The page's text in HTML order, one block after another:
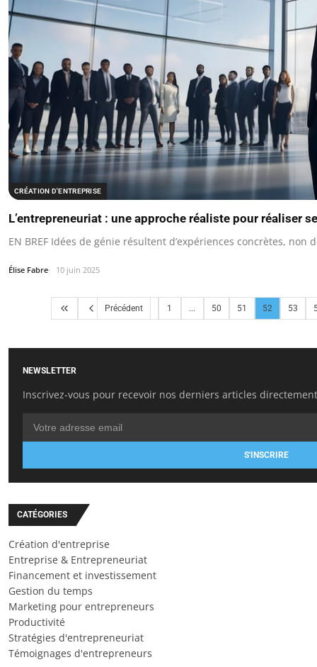
CRÉATION D'ENTREPRISE
L’entrepreneuriat : une approche réaliste pour réaliser
EN BREF Idées de génie résultent d’expériences concrètes, non
Élise Fabre 10 juin 2025
Précédent 1 ... 50 51 52 53
NEWSLETTER
Inscrivez-vous pour recevoir nos derniers articles
S'INSCRIRE
CATÉGORIES
Création d'entreprise
Entreprise & Entrepreneuriat
Financement et investissement
Gestion du temps
Marketing pour entrepreneurs
Productivité
Stratégies d'entrepreneuriat
Témoignages d'entrepreneurs